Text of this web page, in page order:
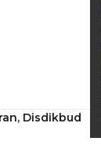
Disdikbud